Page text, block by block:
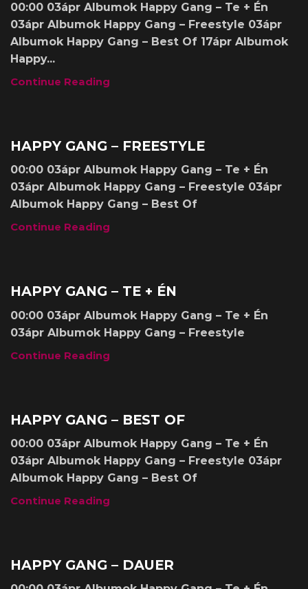
00:00 03ápr Albumok Happy Gang – Te + Én
03ápr Albumok Happy Gang – Freestyle 03ápr
Albumok Happy Gang – Best Of 17ápr Albumok
Happy...
Continue Reading
Albumok
HAPPY GANG – FREESTYLE
00:00 03ápr Albumok Happy Gang – Te + Én
03ápr Albumok Happy Gang – Freestyle 03ápr
Albumok Happy Gang – Best Of
Continue Reading
Albumok
HAPPY GANG – TE + ÉN
00:00 03ápr Albumok Happy Gang – Te + Én
03ápr Albumok Happy Gang – Freestyle
Continue Reading
Albumok
HAPPY GANG – BEST OF
00:00 03ápr Albumok Happy Gang – Te + Én
03ápr Albumok Happy Gang – Freestyle 03ápr
Albumok Happy Gang – Best Of
Continue Reading
Albumok
HAPPY GANG – DAUER